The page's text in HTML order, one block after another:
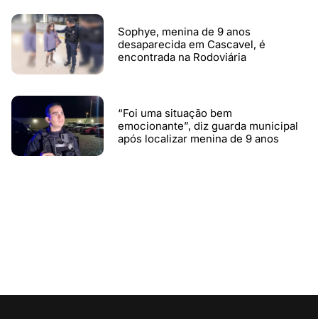
Sophye, menina de 9 anos
desaparecida em Cascavel, é
encontrada na Rodoviária
“Foi uma situação bem
emocionante”, diz guarda municipal
após localizar menina de 9 anos